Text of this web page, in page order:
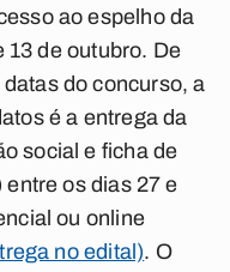
ao espelho da
13 de outubro. De
do concurso, a
é a entrega da
social e ficha de
os dias 27 e
ou online
no edital). O